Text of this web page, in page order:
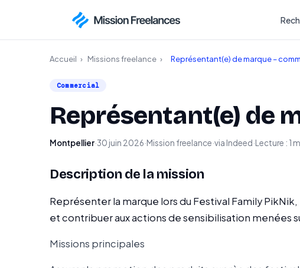
Accueil › Missions freelance › Représentant(e) de marque –
Commercial
Représentant(e) de
Montpellier·30 juin 2026·Mission freelance·via Indeed·Lecture : 1
Description de la mission
Représenter la marque lors du Festival Family
et contribuer aux actions de sensibilisation menées
Missions principales